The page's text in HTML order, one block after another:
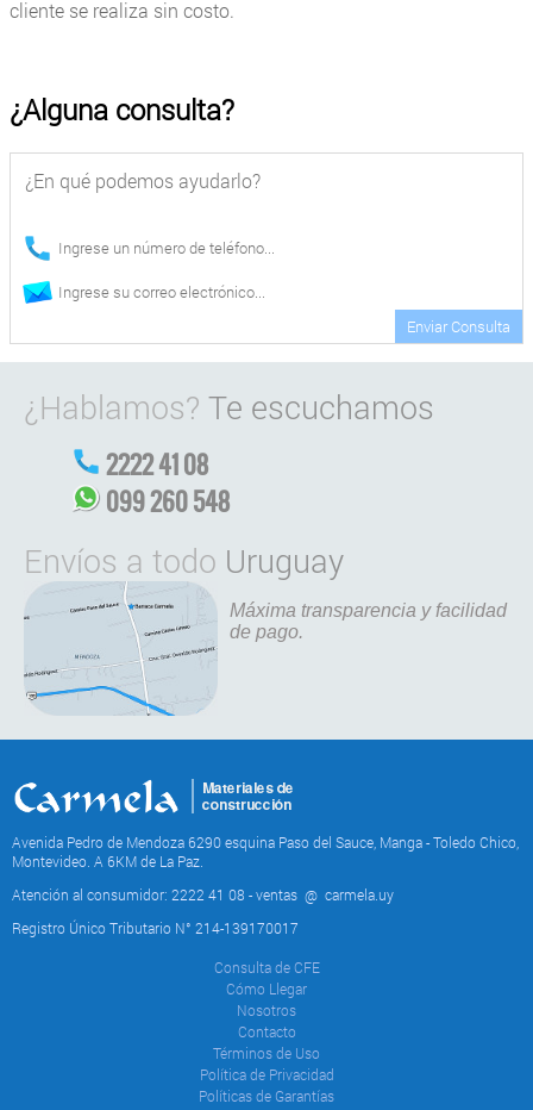
cliente se realiza sin costo.
¿Alguna consulta?
Enviar Consulta
¿Hablamos? Te escuchamos
2222 41 08
099 260 548
Envíos a todo Uruguay
Máxima transparencia y facilidad
de pago.
Avenida Pedro de Mendoza 6290 esquina Paso del Sauce, Manga - Toledo Chico,
Montevideo. A 6KM de La Paz.
Atención al consumidor: 2222 41 08 - ventas @ carmela.uy
Registro Único Tributario N° 214-139170017
Consulta de CFE
Cómo Llegar
Nosotros
Contacto
Términos de Uso
Política de Privacidad
Políticas de Garantías